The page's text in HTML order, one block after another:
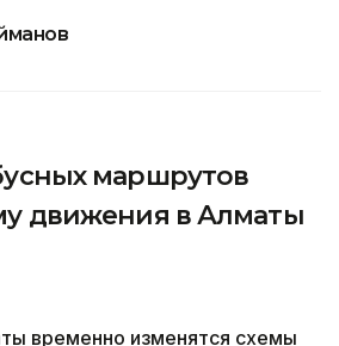
маршрутов
движения в Алматы
временно изменятся схемы